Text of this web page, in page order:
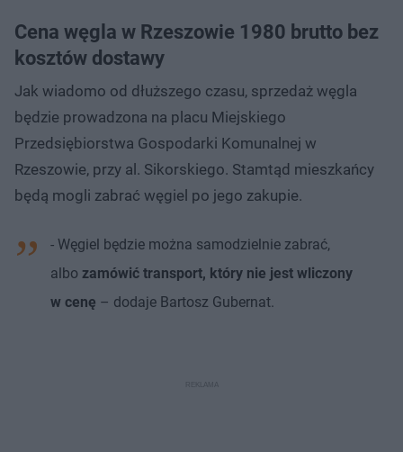
Cena węgla w Rzeszowie 1980 brutto bez
kosztów dostawy
Jak wiadomo od dłuższego czasu, sprzedaż węgla
będzie prowadzona na placu Miejskiego
Przedsiębiorstwa Gospodarki Komunalnej w
Rzeszowie, przy al. Sikorskiego. Stamtąd mieszkańcy
będą mogli zabrać węgiel po jego zakupie.
- Węgiel będzie można samodzielnie zabrać,
albo zamówić transport, który nie jest wliczony
w cenę – dodaje Bartosz Gubernat.